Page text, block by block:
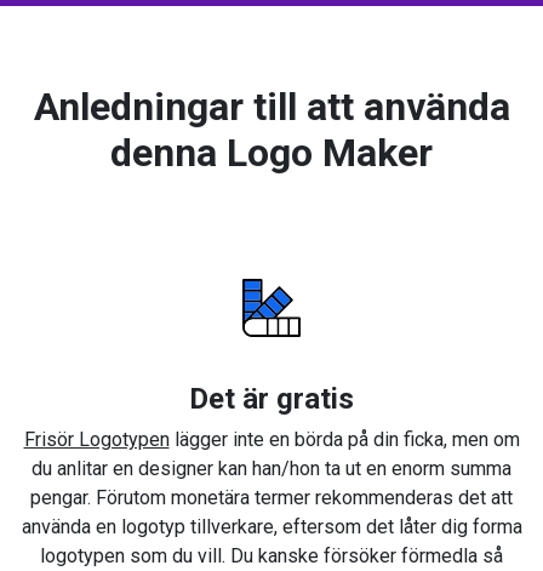
Anledningar till att använda
denna Logo Maker
Det är gratis
Frisör Logotypenlägger inte en börda på din ficka, men om
du anlitar en designer kan han/hon ta ut en enorm summa
pengar. Förutom monetära termer rekommenderas det att
använda en logotyp tillverkare, eftersom det låter dig forma
logotypen som du vill. Du kanske försöker förmedla så